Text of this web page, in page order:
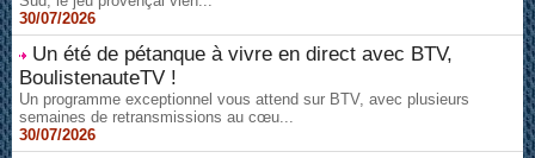
30/07/2026
Un été de pétanque à vivre en direct avec BTV,
BoulistenauteTV !
Un programme exceptionnel vous attend sur BTV, avec plusieurs
semaines de retransmissions au cœu...
30/07/2026